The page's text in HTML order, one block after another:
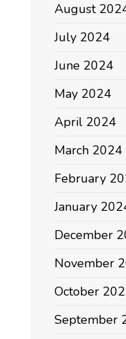
August
July 2024
June 2024
May 2024
April 2024
March 2024
February
January
December
November
October
September